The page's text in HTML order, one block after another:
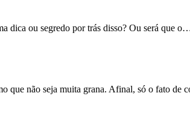
dica ou segredo por trás disso? Ou será que o
que não seja muita grana. Afinal, só o fato de